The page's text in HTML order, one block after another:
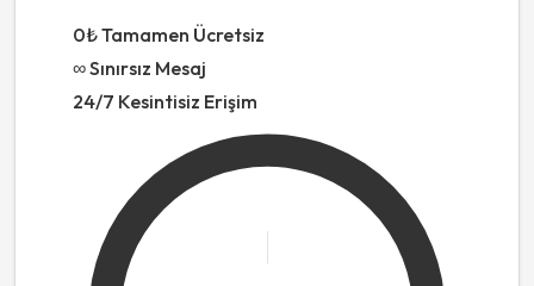
0₺Tamamen Ücretsiz
∞Sınırsız Mesaj
24/7 Kesintisiz Erişim